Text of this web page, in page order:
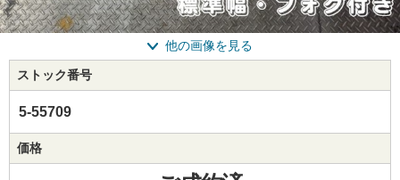
他の画像を見る
ストック番号
5-55709
価格